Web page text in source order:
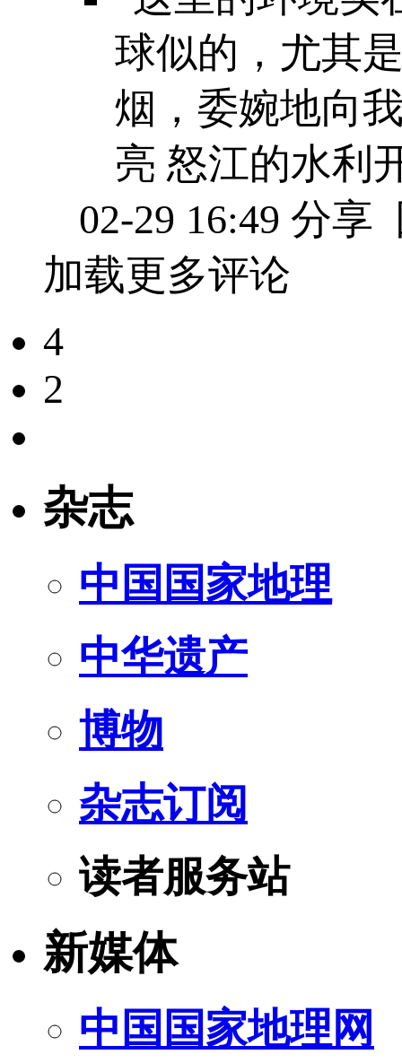
球似的，尤其
烟，委婉地向
亮 怒江的水利
02-29 16:49 分享
加载更多评论
4
2
杂志
中国国家地理
中华遗产
博物
杂志订阅
读者服务站
新媒体
中国国家地理网